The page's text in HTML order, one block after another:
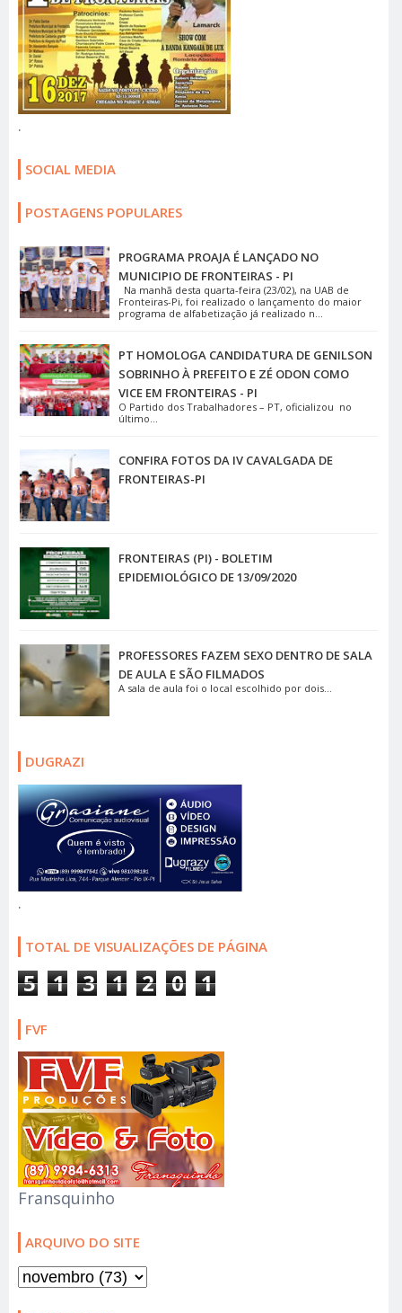
.
SOCIAL MEDIA
POSTAGENS POPULARES
PROGRAMA PROAJA É LANÇADO NO
MUNICIPIO DE FRONTEIRAS - PI
Na manhã desta quarta-feira (23/02), na UAB de
Fronteiras-Pi, foi realizado o lançamento do maior
programa de alfabetização já realizado n...
PT HOMOLOGA CANDIDATURA DE GENILSON
SOBRINHO À PREFEITO E ZÉ ODON COMO
VICE EM FRONTEIRAS - PI
O Partido dos Trabalhadores – PT, oficializou no
último...
CONFIRA FOTOS DA IV CAVALGADA DE
FRONTEIRAS-PI
FRONTEIRAS (PI) - BOLETIM
EPIDEMIOLÓGICO DE 13/09/2020
PROFESSORES FAZEM SEXO DENTRO DE SALA
DE AULA E SÃO FILMADOS
A sala de aula foi o local escolhido por dois...
DUGRAZI
.
TOTAL DE VISUALIZAÇÕES DE PÁGINA
5 1 3 1 2 0 1
FVF
Fransquinho
ARQUIVO DO SITE